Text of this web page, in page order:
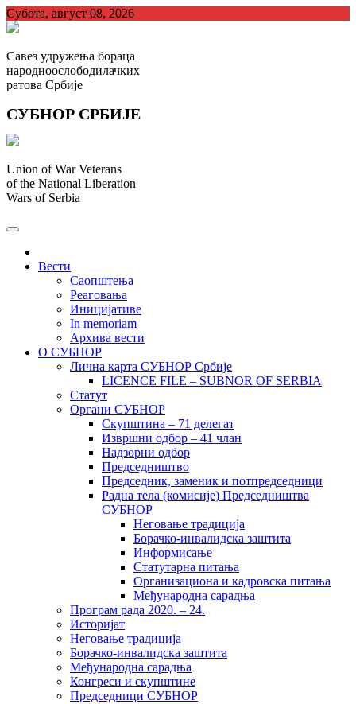
Skip
to
Субота, август 08, 2026
Савез удружења бораца
народноослободилачких
ратова Србије
СУБНОР СРБИЈЕ
Union of War Veterans
of the National Liberation
Wars of Serbia
Вести
Саопштења
Реаговања
Иницијативе
In memoriam
Архива вести
О СУБНОР
Лична карта СУБНОР Србије
LICENCE FILE – SUBNOR OF SERBIA
Статут
Органи СУБНОР
Скупштина – 71 делегат
Извршни одбор – 41 члан
Надзорни одбор
Председништво
Председник, заменик и потпредседници
Радна тела (комисије) Председништва
СУБНОР
Неговање традиција
Борачко-инвалидска заштита
Информисање
Статутарна питања
Организациона и кадровска питања
Међународна сарадња
Програм рада 2020. – 24.
Историјат
Неговање традиција
Борачко-инвалидска заштита
Међународна сарадња
Конгреси и скупштине
Председници СУБНОР